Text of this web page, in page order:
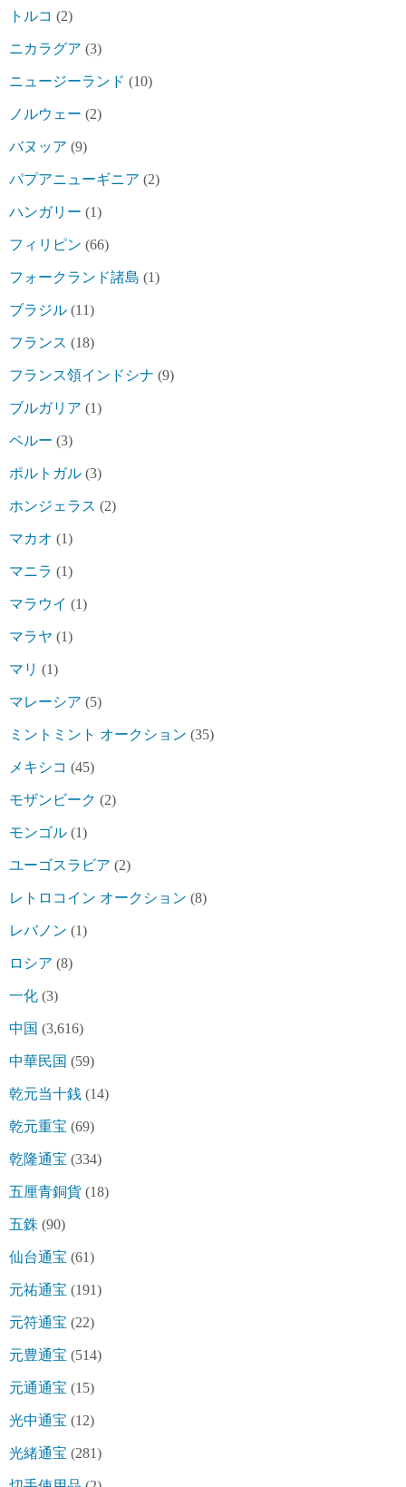
トルコ (2)
ニカラグア (3)
ニュージーランド (10)
ノルウェー (2)
バヌッア (9)
パプアニューギニア (2)
ハンガリー (1)
フィリピン (66)
フォークランド諸島 (1)
ブラジル (11)
フランス (18)
フランス領インドシナ (9)
ブルガリア (1)
ペルー (3)
ポルトガル (3)
ホンジェラス (2)
マカオ (1)
マニラ (1)
マラウイ (1)
マラヤ (1)
マリ (1)
マレーシア (5)
ミントミント オークション (35)
メキシコ (45)
モザンビーク (2)
モンゴル (1)
ユーゴスラビア (2)
レトロコイン オークション (8)
レバノン (1)
ロシア (8)
一化 (3)
中国 (3,616)
中華民国 (59)
乾元当十銭 (14)
乾元重宝 (69)
乾隆通宝 (334)
五厘青銅貨 (18)
五銖 (90)
仙台通宝 (61)
元祐通宝 (191)
元符通宝 (22)
元豊通宝 (514)
元通通宝 (15)
光中通宝 (12)
光緒通宝 (281)